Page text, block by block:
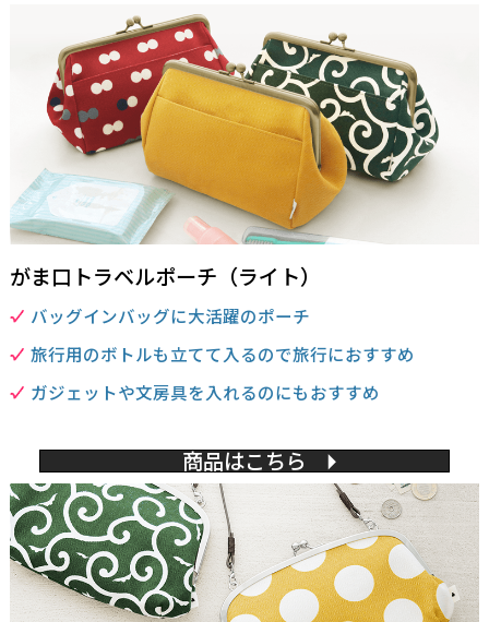
がま口トラベルポーチ（ライト）
バッグインバッグに大活躍のポーチ
旅行用のボトルも立てて入るので旅行におすすめ
ガジェットや文房具を入れるのにもおすすめ
商品はこちら